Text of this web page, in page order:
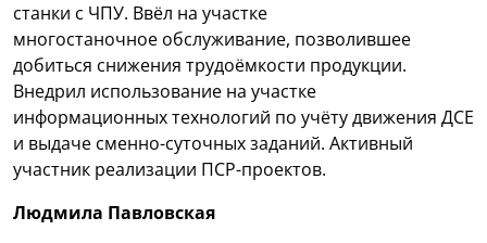
станки с ЧПУ. Ввёл на участке
многостаночное обслуживание, позволившее
добиться снижения трудоёмкости продукции.
Внедрил использование на участке
информационных технологий по учёту движения ДСЕ
и выдаче сменно-суточных заданий. Активный
участник реализации ПСР-проектов.
Людмила Павловская